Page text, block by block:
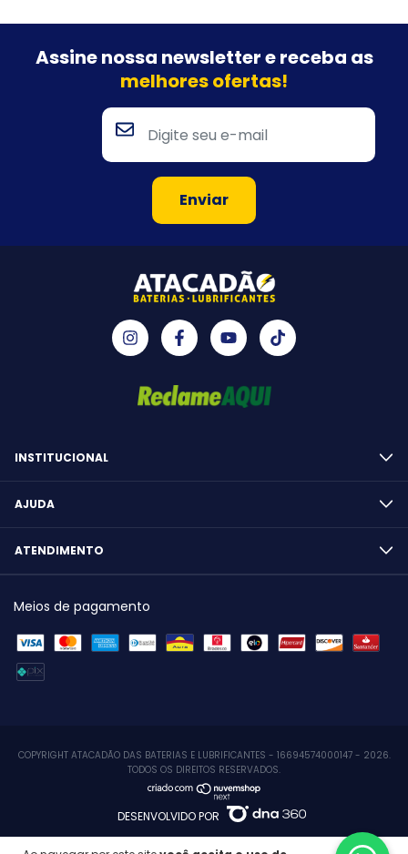
Assine nossa newsletter ereceba as
melhores ofertas!
INSTITUCIONAL
AJUDA
ATENDIMENTO
Meios de pagamento
COPYRIGHT ATACADÃO DAS BATERIAS E LUBRIFICANTES - 16694574000147 - 2026.
TODOS OS DIREITOS RESERVADOS.
DESENVOLVIDO POR